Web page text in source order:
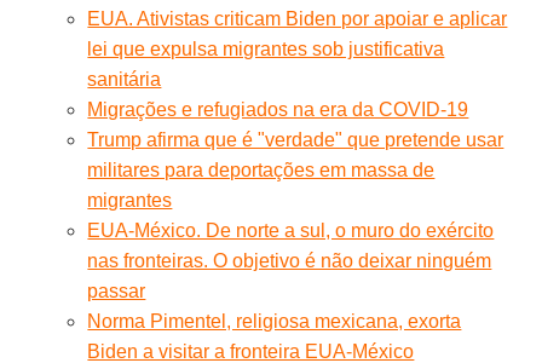
EUA. Ativistas criticam Biden por apoiar e aplicar
lei que expulsa migrantes sob justificativa
sanitária
Migrações e refugiados na era da COVID-19
Trump afirma que é "verdade" que pretende usar
militares para deportações em massa de
migrantes
EUA-México. De norte a sul, o muro do exército
nas fronteiras. O objetivo é não deixar ninguém
passar
Norma Pimentel, religiosa mexicana, exorta
Biden a visitar a fronteira EUA-México